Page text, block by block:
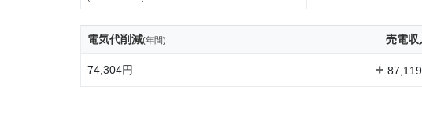
電気代削減(年間) 売電収
74,304円 +